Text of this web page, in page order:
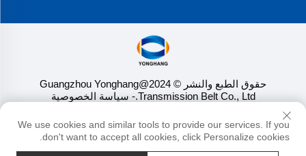
حقوق الطبع والنشر © 2024@Guangzhou Yonghang
Transmission Belt Co., Ltd. - سياسة الخصوصية
We use cookies and similar tools to provide our services. If you
don't want to accept all cookies, click Personalize cookies.